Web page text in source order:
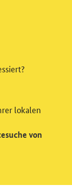
für
Wir
lokalen
von